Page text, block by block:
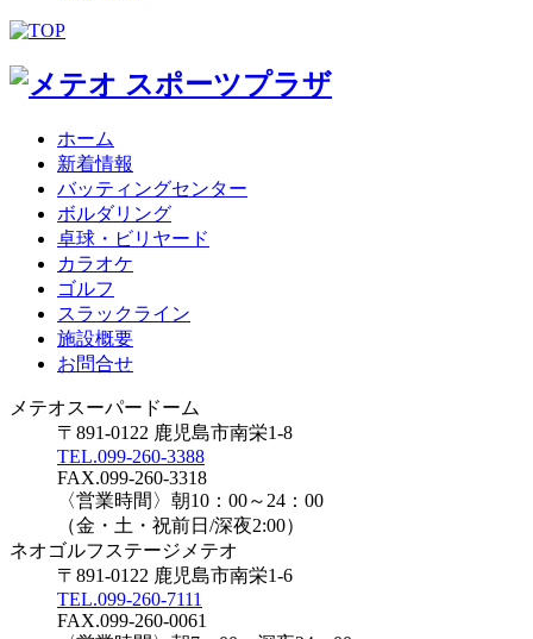
ホーム
新着情報
バッティングセンター
ボルダリング
卓球・ビリヤード
カラオケ
ゴルフ
スラックライン
施設概要
お問合せ
メテオスーパードーム
〒891-0122 鹿児島市南栄1-8
TEL.099-260-3388
FAX.099-260-3318
〈営業時間〉朝10：00～24：00
（金・土・祝前日/深夜2:00）
ネオゴルフステージメテオ
〒891-0122 鹿児島市南栄1-6
TEL.099-260-7111
FAX.099-260-0061